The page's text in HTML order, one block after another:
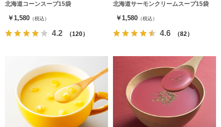
北海道コーンスープ15袋
￥1,580 （税込）
4.2 （120）
北海道サーモンクリームスープ15袋
￥1,580 （税込）
4.6 （82）